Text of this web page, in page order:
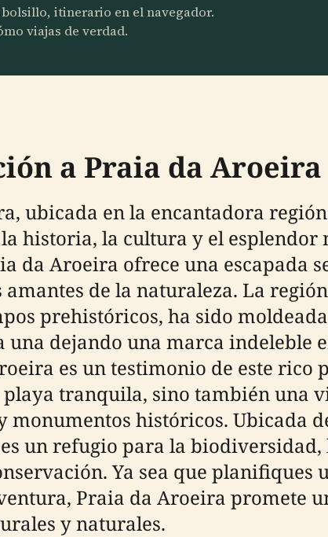
itinerario en el navegador.
viajas de verdad.
a Praia da Aroeira
ubicada en la encantadora
historia, la cultura y el esplendor
da Aroeira ofrece una escapada
de la naturaleza. La
prehistóricos, ha sido
una dejando una marca indeleble
es un testimonio de este
tranquila, sino también una
monumentos históricos. Ubicada
un refugio para la
Ya sea que
Praia da Aroeira promete
y naturales.